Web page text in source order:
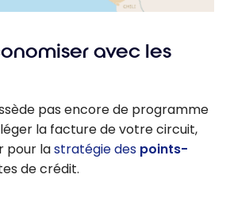
avec les
pas encore de programme
la facture de votre circuit,
pour lastratégie des points-
de crédit.